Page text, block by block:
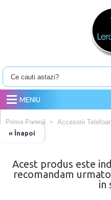
MENIU
« Înapoi
Prima Pagină Accesorii
Acest produs este
recomandam
in